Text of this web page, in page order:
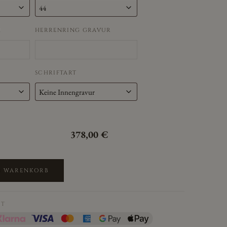
HERRENRING GRAVUR
SCHRIFTART
378,00€